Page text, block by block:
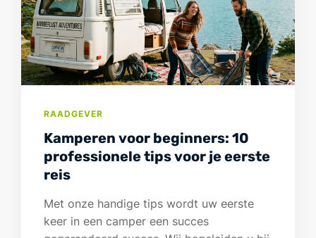
RAADGEVER
Kamperen voor beginners: 10
professionele tips voor je eerste
reis
Met onze handige tips wordt uw eerste
keer in een camper een succes